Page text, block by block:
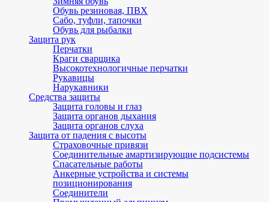
Обувь резиновая, ПВХ
Сабо, туфли, тапочки
Обувь для рыбалки
Защита рук
Перчатки
Краги сварщика
Высокотехнологичные перчатки
Рукавицы
Нарукавники
Средства защиты
Защита головы и глаз
Защита органов дыхания
Защита органов слуха
Защита от падения с высоты
Страховочные привязи
Соединительные амартизирующие подсистемы
Спасательные работы
Анкерные устройства и системы
позиционирования
Соединители